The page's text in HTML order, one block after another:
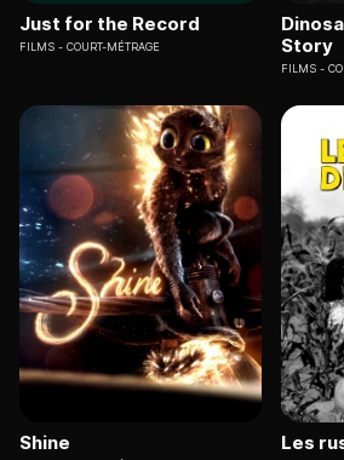
Just for the Record
FILMS COURT-MÉTRAGE
Story
FILMS
Shine Les